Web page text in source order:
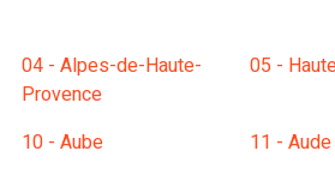
04 - Alpes-de-Haute-
Provence
05 -
10 - Aube 11 - Aude